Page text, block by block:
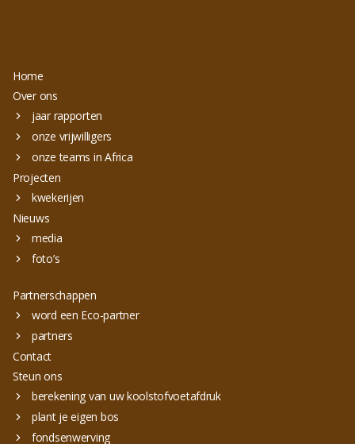
Home
Over ons
jaar rapporten
onze vrijwilligers
onze teams in Africa
Projecten
kwekerijen
Nieuws
media
foto’s
Partnerschappen
word een Eco-partner
partners
Contact
Steun ons
berekening van uw koolstofvoetafdruk
plant je eigen bos
fondsenwerving